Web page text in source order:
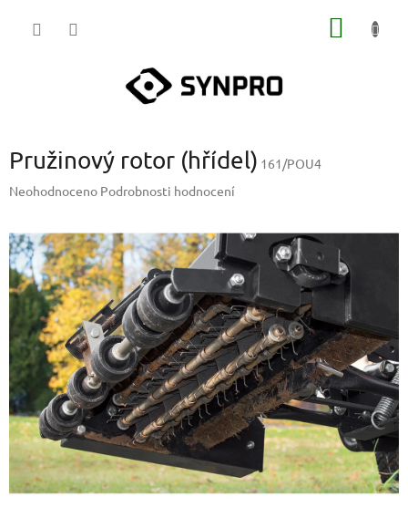
Pružinový rotor (hřídel) 161/POU4
Průměrné
je
0,0
z
5
hvězdiček.
Neohodnoceno Podrobnosti hodnocení